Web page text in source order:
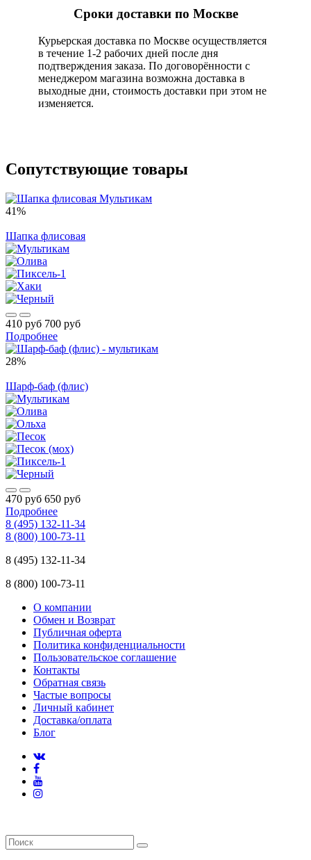
Сроки доставки по Москве
Курьерская доставка по Москве осуществляется
в течение 1-2 рабочих дней после дня
подтверждения заказа. По договорённости с
менеджером магазина возможна доставка в
выходные дни, стоимость доставки при этом не
изменяется.
Сопутствующие товары
41%
Шапка флисовая
410 руб 700 руб
Подробнее
28%
Шарф-баф (флис)
470 руб 650 руб
Подробнее
8 (495) 132-11-34
8 (800) 100-73-11
8 (495) 132-11-34
8 (800) 100-73-11
О компании
Обмен и Возврат
Публичная оферта
Политика конфиденциальности
Пользовательское соглашение
Контакты
Обратная связь
Частые вопросы
Личный кабинет
Доставка/оплата
Блог